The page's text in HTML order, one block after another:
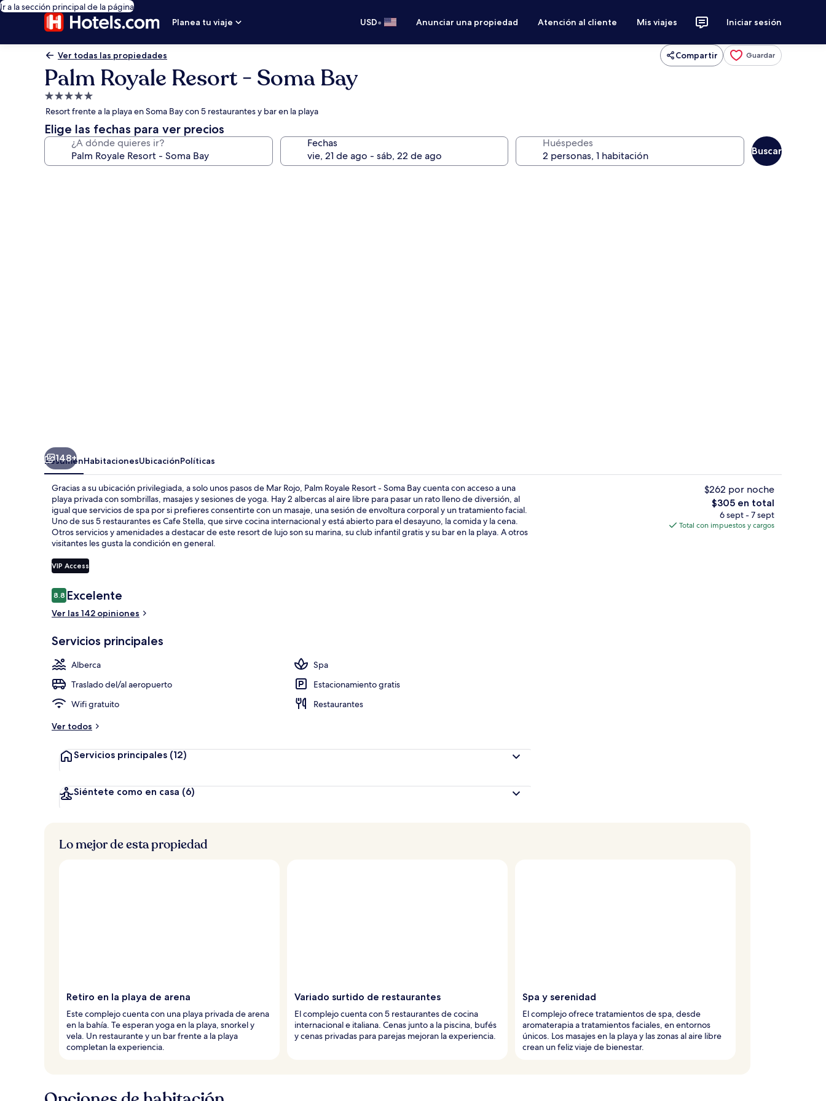
Ir a la sección principal de la página
Planea tu viaje
USD• Anunciar una propiedad Atención al cliente Mis viajes Iniciar sesión
Ver todas las propiedades Compartir Guardar
Palm Royale Resort - Soma Bay
Propiedad
de
5.0
estrellas
Resort frente a la playa en Soma Bay con 5 restaurantes y bar en la playa
Elige las fechas para ver precios
¿A dónde quieres ir? Fechas Huéspedes
Buscar
Vista desde la habitación
148+
ResumenHabitacionesUbicaciónPolíticas
Gracias a su ubicación privilegiada, a solo unos pasos de Mar Rojo, Palm Royale Resort - Soma Bay cuenta con acceso a una
playa privada con sombrillas, masajes y sesiones de yoga. Hay 2 albercas al aire libre para pasar un rato lleno de diversión, al
igual que servicios de spa por si prefieres consentirte con un masaje, una sesión de envoltura corporal y un tratamiento facial.
Uno de sus 5 restaurantes es Cafe Stella, que sirve cocina internacional y está abierto para el desayuno, la comida y la cena.
Otros servicios y amenidades a destacar de este resort de lujo son su marina, su club infantil gratis y su bar en la playa. A otros
visitantes les gusta la condición en general.
VIP Access
Opiniones
8.88.8 de 10,
Excelente
Ver las 142 opiniones
Servicios principales
Alberca
Spa
Traslado del/al aeropuerto
Estacionamiento gratis
Wifi gratuito
Restaurantes
Ver todos
Servicios principales (12)
Siéntete como en casa (6)
$262 por noche
El
precio
total
$305 en total
6 sept - 7 sept
Total con impuestos y cargos
Lo mejor de esta propiedad
Retiro en la playa de arena
Este complejo cuenta con una playa privada de arena
en la bahía. Te esperan yoga en la playa, snorkel y
vela. Un restaurante y un bar frente a la playa
completan la experiencia.
Variado surtido de restaurantes
El complejo cuenta con 5 restaurantes de cocina
internacional e italiana. Cenas junto a la piscina, bufés
y cenas privadas para parejas mejoran la experiencia.
Spa y serenidad
El complejo ofrece tratamientos de spa, desde
aromaterapia a tratamientos faciales, en entornos
únicos. Los masajes en la playa y las zonas al aire libre
crean un feliz viaje de bienestar.